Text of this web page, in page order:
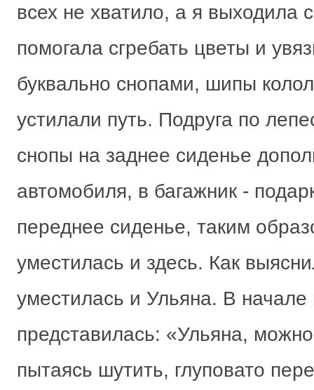
всех не хватило, а я выходила
помогала сгребать цветы и
буквально снопами, шипы
устилали путь. Подруга по
снопы на заднее сиденье
автомобиля, в багажник -
переднее сиденье, таким
уместилась и здесь. Как
уместилась и Ульяна. В начале
представилась: «Ульяна,
пытаясь шутить, глуповато